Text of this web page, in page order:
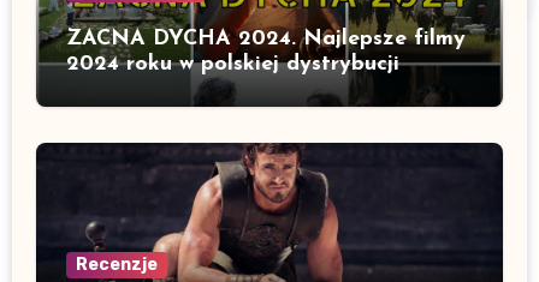
ZACNA DYCHA 2024. Najlepsze filmy
2024 roku w polskiej dystrybucji
Recenzje